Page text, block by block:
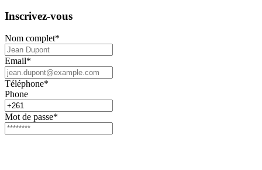
Inscrivez-vous
Nom complet*
Email*
Téléphone*
Phone
Mot de passe*